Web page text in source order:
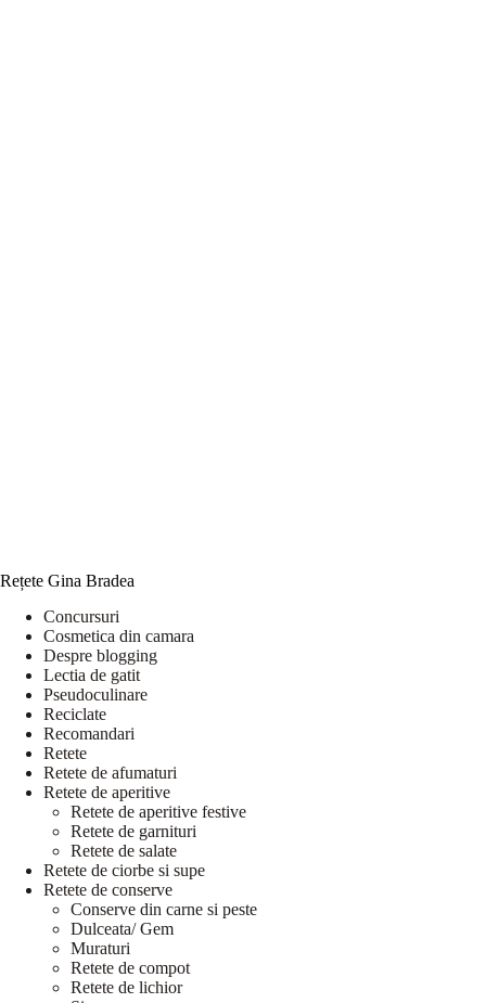
Rețete Gina Bradea
Concursuri
Cosmetica din camara
Despre blogging
Lectia de gatit
Pseudoculinare
Reciclate
Recomandari
Retete
Retete de afumaturi
Retete de aperitive
Retete de aperitive festive
Retete de garnituri
Retete de salate
Retete de ciorbe si supe
Retete de conserve
Conserve din carne si peste
Dulceata/ Gem
Muraturi
Retete de compot
Retete de lichior